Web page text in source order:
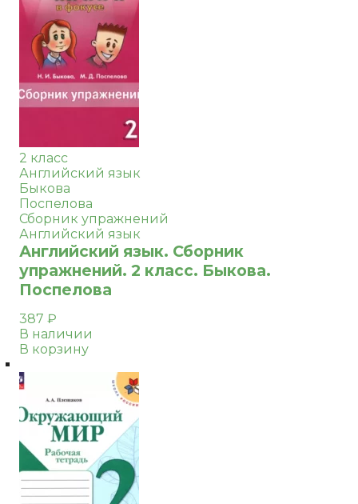
2 класс
Английский язык
Быкова
Поспелова
Сборник упражнений
Английский язык
Английский язык. Сборник
упражнений. 2 класс. Быкова.
Поспелова
387 ₽
В наличии
В корзину